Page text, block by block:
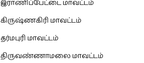
இராணிப்பேட்டை மாவட்டம்
கிருஷ்ணகிரி மாவட்டம்
தர்மபுரி மாவட்டம்
திருவண்ணாமலை மாவட்டம்